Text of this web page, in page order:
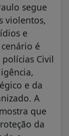
segue
violentos,
e
é
Civil
e da
A
que
da